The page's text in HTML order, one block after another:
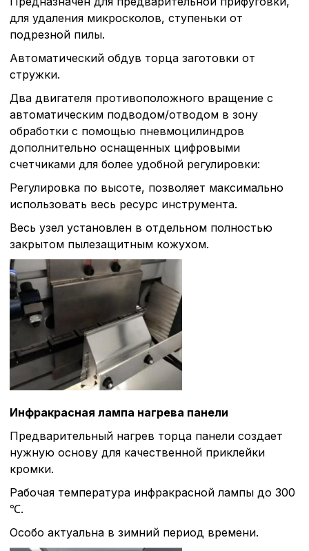
для удаления микросколов, ступеньки от
подрезной пилы.
Автоматический обдув торца заготовки от
стружки.
Два двигателя противоположного вращение с
автоматическим подводом/отводом в зону
обработки с помощью пневмоцилиндров
дополнительно оснащенных цифровыми
счетчиками для более удобной регулировки:
Регулировка по высоте, позволяет максимально
использовать весь ресурс инструмента.
Весь узел установлен в отдельном полностью
закрытом пылезащитным кожухом.
Инфракрасная лампа нагрева панели
Предварительный нагрев торца панели создает
нужную основу для качественной приклейки
кромки.
Рабочая температура инфракрасной лампы до 300
℃.
Особо актуальна в зимний период времени.